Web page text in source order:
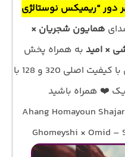
دور “ریمیکس نوستالژی
همایون شجریان ×
× امید به همراه پخش
آنلاین ترانه و متن کامل موسیقی با کیفیت اصلی 320 و 128 با
Ahang Homayoun
Ghomeyshi × Omid –